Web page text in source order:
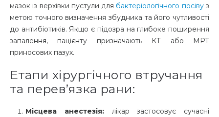
мазок із верхівки пустули для бактеріологічного посівуз
метою точного визначення збудника та його чутливості
до антибіотиків. Якщо є підозра на глибоке поширення
запалення, пацієнту призначають КТ або МРТ
приносових пазух.
Етапи хірургічного втручання
та перев’язка рани:
Місцева анестезія:лікар застосовує сучасні